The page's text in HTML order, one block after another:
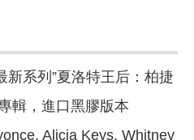
系列”夏洛特王后：柏捷
輯，進口黑膠版本
Alicia Keys, Whitney